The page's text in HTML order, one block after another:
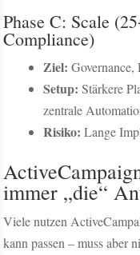
Phase C: Scale
Compliance)
Ziel:
Setup: Stärkere
zentrale
Risiko: Lange
immer „die“
Viele nutzen
kann passen – muss aber